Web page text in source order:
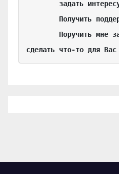
сделать что-то для Вас